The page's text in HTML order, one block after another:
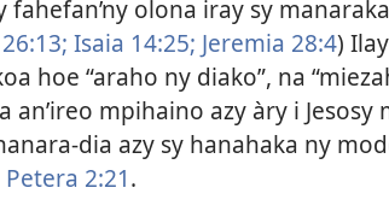
fahefan’ny olona iray sy
Isaia 14:25; Jeremia 28:4)
hoe “araho ny diako”, na
an’ireo mpihaino azy àry i
dia azy sy hanahaka ny
Petera 2:21.